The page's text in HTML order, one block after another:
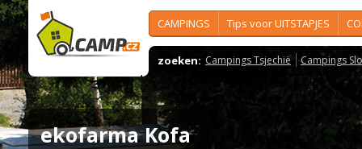
CAMPINGS Tips voor UITSTAPJES
zoeken: Campings Tsjechië Campings
ekofarma Kofa